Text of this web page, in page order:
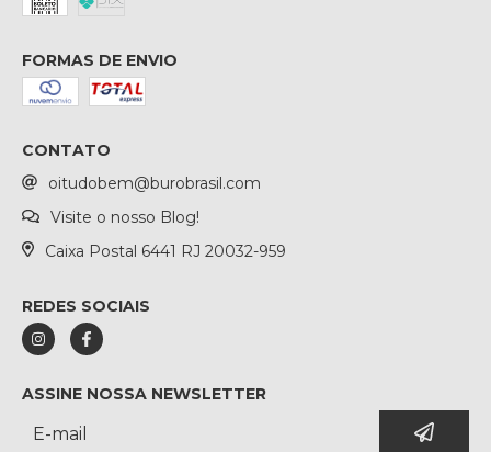
FORMAS DE ENVIO
CONTATO
oitudobem@burobrasil.com
Visite o nosso Blog!
Caixa Postal 6441 RJ 20032-959
REDES SOCIAIS
ASSINE NOSSA NEWSLETTER